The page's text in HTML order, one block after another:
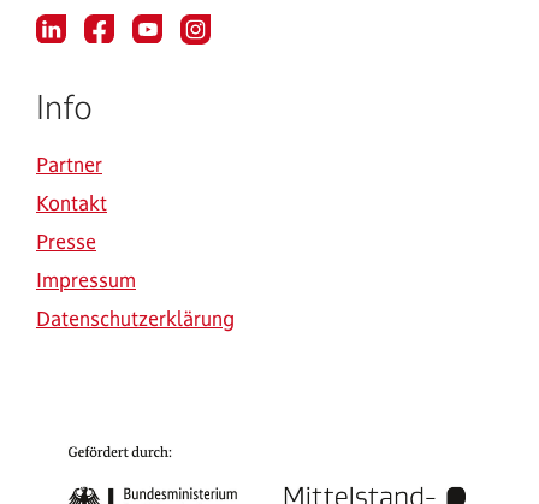
Info
Partner
Kontakt
Presse
Impressum
Datenschutzerklärung